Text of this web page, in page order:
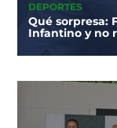
DEPORTES
Qué sorpresa:
Infantino y no